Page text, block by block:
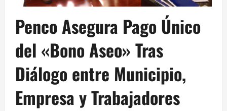
Penco Asegura Pago Único
del «Bono Aseo» Tras
Diálogo entre Municipio,
Empresa y Trabajadores